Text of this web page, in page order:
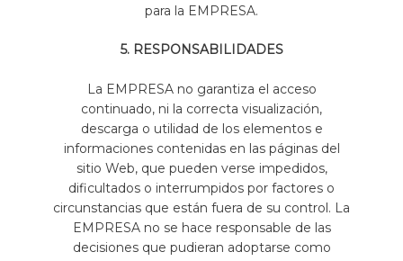
para la EMPRESA.
5. RESPONSABILIDADES
La EMPRESA no garantiza el acceso
continuado, ni la correcta visualización,
descarga o utilidad de los elementos e
informaciones contenidas en las páginas del
sitio Web, que pueden verse impedidos,
dificultados o interrumpidos por factores o
circunstancias que están fuera de su control. La
EMPRESA no se hace responsable de las
decisiones que pudieran adoptarse como